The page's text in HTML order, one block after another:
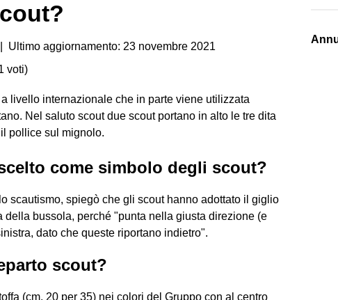
| Ultimo aggiornamento: 23 novembre 2021
voti)
livello internazionale che in parte viene utilizzata
Nel saluto scout due scout portano in alto le tre dita
pollice sul mignolo.
come simbolo degli scout?
scautismo, spiegò che gli scout hanno adottato il giglio
bussola, perché "punta nella giusta direzione (e
dato che queste riportano indietro".
scout?
(cm. 20 per 35) nei colori del Gruppo con al centro